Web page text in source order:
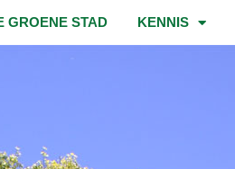
GROENE STAD KENNIS